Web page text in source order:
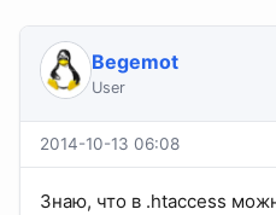
Begemot
User
2014-10-13 06:08
Знаю, что в .htaccess